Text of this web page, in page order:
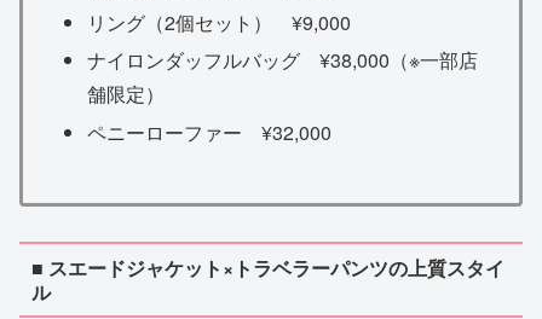
リング（2個セット） ¥9,000
ナイロンダッフルバッグ ¥38,000（※一部店
舗限定）
ペニーローファー ¥32,000
■ スエードジャケット×トラベラーパンツの上質スタイ
ル